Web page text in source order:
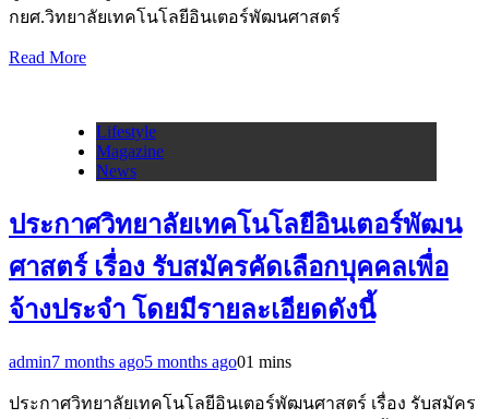
กยศ.วิทยาลัยเทคโนโลยีอินเตอร์พัฒนศาสตร์
Read More
Lifestyle
Magazine
News
ประกาศวิทยาลัยเทคโนโลยีอินเตอร์พัฒน
ศาสตร์ เรื่อง รับสมัครคัดเลือกบุคคลเพื่อ
จ้างประจำ โดยมีรายละเอียดดังนี้
admin7 months ago5 months ago01 mins
ประกาศวิทยาลัยเทคโนโลยีอินเตอร์พัฒนศาสตร์ เรื่อง รับสมัคร